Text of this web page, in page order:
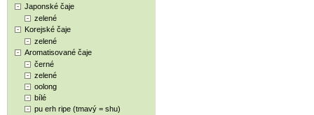
Japonské čaje
zelené
Korejské čaje
zelené
Aromatisované čaje
černé
zelené
oolong
bílé
pu erh ripe (tmavý = shu)